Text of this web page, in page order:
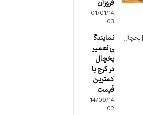
فروزان
01/01/14
03
نمایندگ
ی تعمیر
یخچال
در کرج با
کمترین
قیمت
14/09/14
02